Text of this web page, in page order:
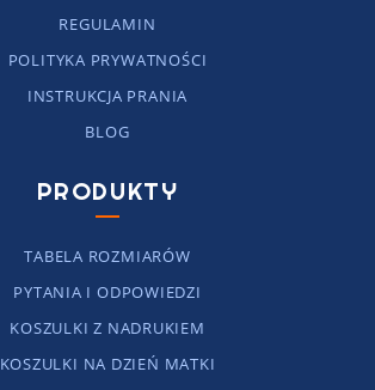
REGULAMIN
POLITYKA PRYWATNOŚCI
INSTRUKCJA PRANIA
BLOG
PRODUKTY
TABELA ROZMIARÓW
PYTANIA I ODPOWIEDZI
KOSZULKI Z NADRUKIEM
KOSZULKI NA DZIEŃ MATKI